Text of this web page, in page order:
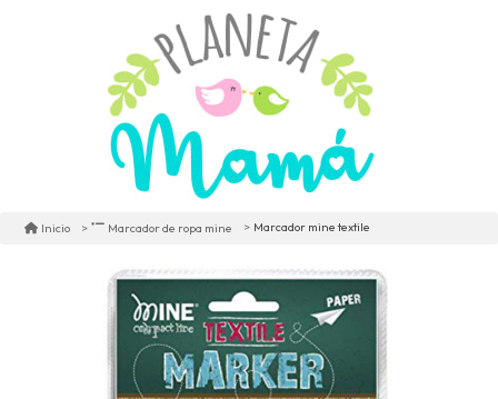
Inicio Marcador de ropa mine Marcador mine textile